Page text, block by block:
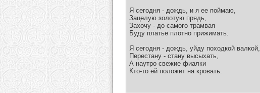
Я сегодня - дождь, и я ее поймаю,
Зацелую золотую прядь,
Захочу - до самого трамвая
Буду платье плотно прижимать.
Я сегодня - дождь, уйду походкой валкой,
Перестану - стану высыхать,
А наутро свежие фиалки
Кто-то ей положит на кровать.